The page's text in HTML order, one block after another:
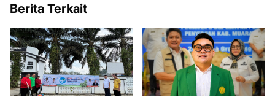
Berita Terkait